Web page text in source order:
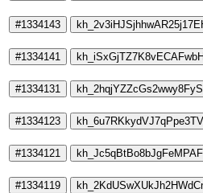
#1334143
#1334141
#1334131
#1334123
#1334121
#1334119